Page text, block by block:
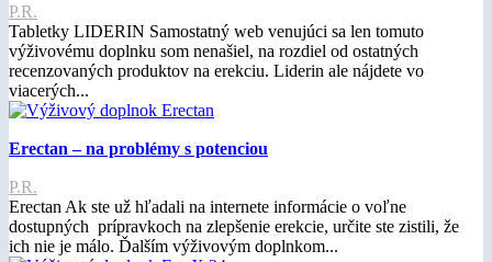
P.R.
Tabletky LIDERIN Samostatný web venujúci sa len tomuto
výživovému doplnku som nenašiel, na rozdiel od ostatných
recenzovaných produktov na erekciu. Liderin ale nájdete vo
viacerých...
Erectan – na problémy s potenciou
P.R.
Erectan Ak ste už hľadali na internete informácie o voľne
dostupných prípravkoch na zlepšenie erekcie, určite ste zistili, že
ich nie je málo. Ďalším výživovým doplnkom...